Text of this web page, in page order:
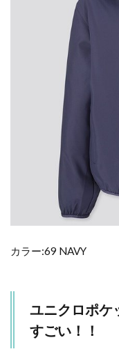
カラー:69 NAVY
ユニクロポケ
すごい！！